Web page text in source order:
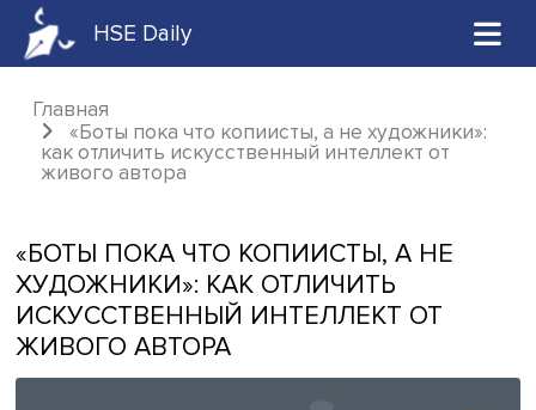
HSE Daily
Главная
«Боты пока что копиисты, а не
как отличить искусственный интеллект от
«БОТЫ ПОКА ЧТО КОПИИСТЫ, А НЕ
ХУДОЖНИКИ»: КАК ОТЛИЧИТЬ
ИСКУССТВЕННЫЙ ИНТЕЛЛЕКТ ОТ